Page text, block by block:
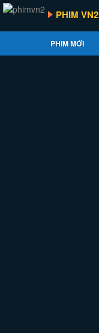
PHIM VN2
PHIM MỚI